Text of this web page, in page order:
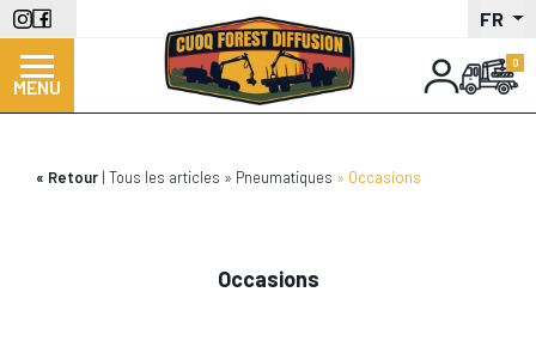
Aller
au
contenu
principal
FR
MENU
Retour Tous les articles Pneumatiques Occasions
Occasions